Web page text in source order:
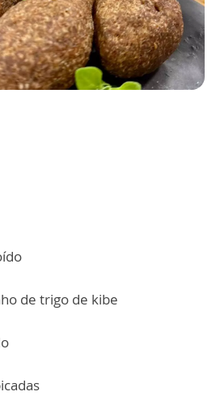
de trigo de kibe